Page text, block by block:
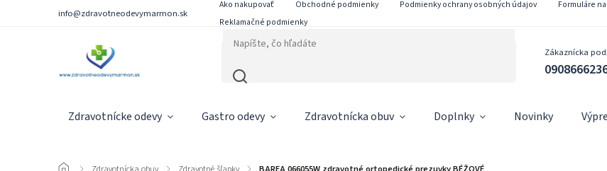
info@zdravotneodevymarmon.sk
Ako nakupovať Obchodné podmienky Podmienky ochrany osobných údajov Formuláre
Reklamačné podmienky
Zákaznícka
Zdravotnícke odevy Gastro odevy Zdravotnícka obuv Doplnky Novinky